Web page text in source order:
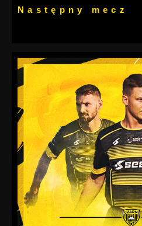
Następny mecz